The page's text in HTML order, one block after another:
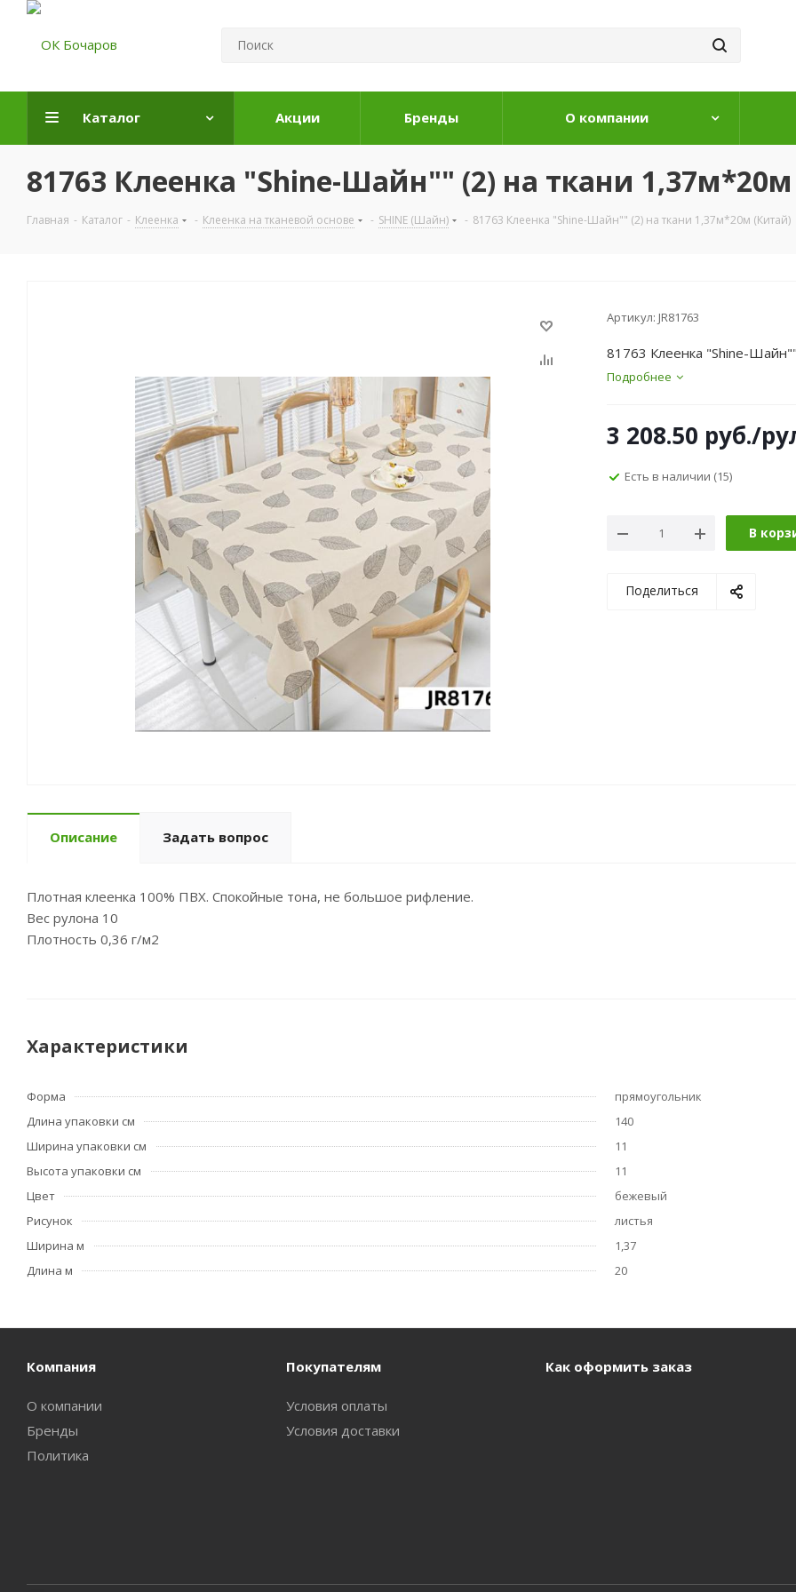
Каталог Акции Бренды О компании
81763 Клеенка "Shine-Шайн"" (2) на ткани
Главная - Каталог - Клеенка - Клеенка на тканевой основе - SHINE (Шайн) - 81763 Клеенка "Shine-Шайн"" (2) на ткани 1,37м*20м (Китай)
Артикул: JR81763
81763 Клеенка "Shine-
Подробнее
3 208.50 руб./
Есть в наличии (15)
В
Поделиться
Описание Задать вопрос
Плотная клеенка 100% ПВХ. Спокойные тона, не большое рифление.
Вес рулона 10
Плотность 0,36 г/м2
Характеристики
Форма
прямоугольник
Длина упаковки см
140
Ширина упаковки см
11
Высота упаковки см
11
Цвет
бежевый
Рисунок
листья
Ширина м
1,37
Длина м
20
Компания
О компании
Бренды
Политика
Покупателям
Условия оплаты
Условия доставки
Как оформить заказ